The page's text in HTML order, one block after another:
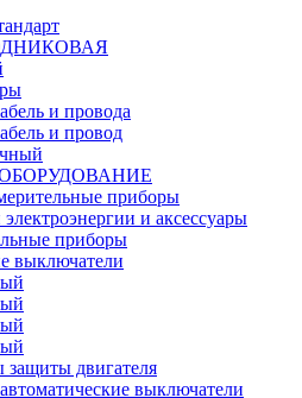
и провода
и провод
приборы
и аксессуары
приборы
выключатели
защиты двигателя
выключатели